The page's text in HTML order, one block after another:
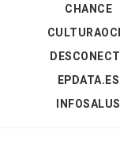
CHANCE
EPDATA.ES
INFOSALUS